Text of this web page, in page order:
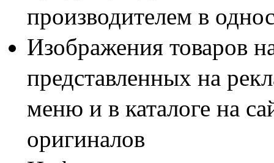
производителем в
Изображения товаров
представленных на
меню и в каталоге на
оригиналов